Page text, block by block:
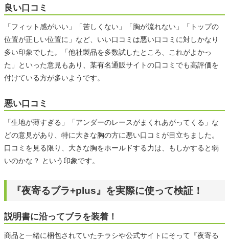
良い口コミ
「フィット感がいい」「苦しくない」「胸が流れない」「トップの
位置が正しい位置に」など、いい口コミは悪い口コミに対しかなり
多い印象でした。「他社製品を多数試したところ、これがよかっ
た」といった意見もあり、某有名通販サイトの口コミでも高評価を
付けている方が多いようです。
悪い口コミ
「生地が薄すぎる」「アンダーのレースがまくれあがってくる」な
どの意見があり、特に大きな胸の方に悪い口コミが目立ちました。
口コミを見る限り、大きな胸をホールドする力は、もしかすると弱
いのかな？ という印象です。
『夜寄るブラ+plus』を実際に使って検証！
説明書に沿ってブラを装着！
商品と一緒に梱包されていたチラシや公式サイトにそって『夜寄る